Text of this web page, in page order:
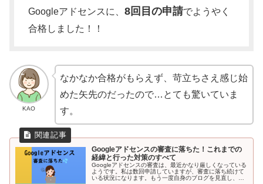
Googleアドセンスに、 8回目の申請でようやく
合格しました！！
KAO
なかなか合格がもらえず、苛立ちさえ感じ始
めた矢先のだったので…とても驚いていま
す。
Googleアドセンスの審査に落ちた！これまでの
経緯と行った対策のすべて
Googleアドセンスの審査は、最近かなり厳しくなっている
ようです。私は数回申請していますが、審査に落ち続けて
いる状況になります。もう一度自身のブログを見直し、改